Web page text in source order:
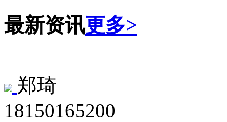
最新资讯更多>
郑琦
18150165200